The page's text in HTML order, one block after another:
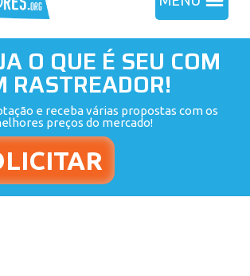
O QUE É SEU COM
RASTREADOR!
e receba várias propostas com os
preços do mercado!